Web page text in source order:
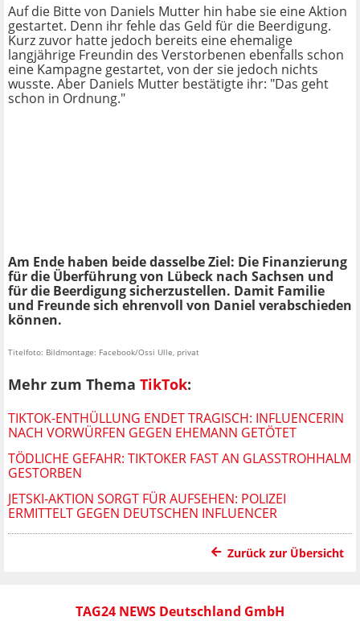
Auf die Bitte von Daniels Mutter hin habe sie eine Aktion
gestartet. Denn ihr fehle das Geld für die Beerdigung.
Kurz zuvor hatte jedoch bereits eine ehemalige
langjährige Freundin des Verstorbenen ebenfalls schon
eine Kampagne gestartet, von der sie jedoch nichts
wusste. Aber Daniels Mutter bestätigte ihr: "Das geht
schon in Ordnung."
Am Ende haben beide dasselbe Ziel: Die Finanzierung
für die Überführung von Lübeck nach Sachsen und
für die Beerdigung sicherzustellen. Damit Familie
und Freunde sich ehrenvoll von Daniel verabschieden
können.
Titelfoto: Bildmontage: Facebook/Ossi Ulle, privat
Mehr zum Thema TikTok:
TIKTOK-ENTHÜLLUNG ENDET TRAGISCH: INFLUENCERIN
NACH VORWÜRFEN GEGEN EHEMANN GETÖTET
TÖDLICHE GEFAHR: TIKTOKER FAST AN GLASSTROHHALM
GESTORBEN
JETSKI-AKTION SORGT FÜR AUFSEHEN: POLIZEI
ERMITTELT GEGEN DEUTSCHEN INFLUENCER
Zurück zur Übersicht
TAG24 NEWS Deutschland GmbH